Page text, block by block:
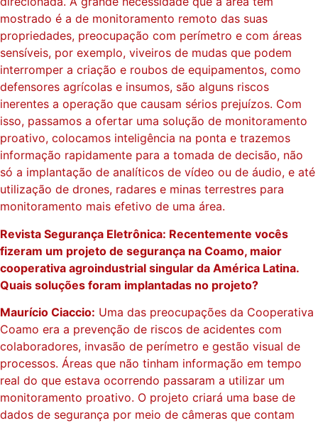
mostrado é a de monitoramento remoto das suas
propriedades, preocupação com perímetro e com áreas
sensíveis, por exemplo, viveiros de mudas que podem
interromper a criação e roubos de equipamentos, como
defensores agrícolas e insumos, são alguns riscos
inerentes a operação que causam sérios prejuízos. Com
isso, passamos a ofertar uma solução de monitoramento
proativo, colocamos inteligência na ponta e trazemos
informação rapidamente para a tomada de decisão, não
só a implantação de analíticos de vídeo ou de áudio, e até
utilização de drones, radares e minas terrestres para
monitoramento mais efetivo de uma área.
Revista Segurança Eletrônica: Recentemente vocês
fizeram um projeto de segurança na Coamo, maior
cooperativa agroindustrial singular da América Latina.
Quais soluções foram implantadas no projeto?
Maurício Ciaccio: Uma das preocupações da Cooperativa
Coamo era a prevenção de riscos de acidentes com
colaboradores, invasão de perímetro e gestão visual de
processos. Áreas que não tinham informação em tempo
real do que estava ocorrendo passaram a utilizar um
monitoramento proativo. O projeto criará uma base de
dados de segurança por meio de câmeras que contam